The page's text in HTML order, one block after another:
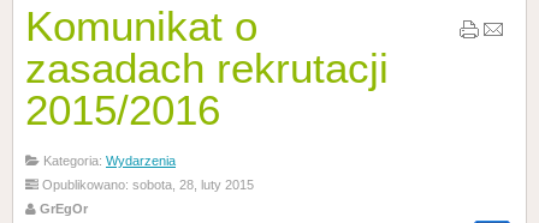
Komunikat o
zasadach rekrutacji
2015/2016
Kategoria: Wydarzenia
Opublikowano: sobota, 28, luty 2015
GrEgOr